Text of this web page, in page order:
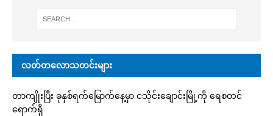
လတ်တလောသတင်းများ
တာကျိုးပြီး ခုနှစ်ရက်မြောက်နေ့မှာ ငသိုင်းချောင်းမြို့ကို ရေစတင်
ရောက်ရှိ